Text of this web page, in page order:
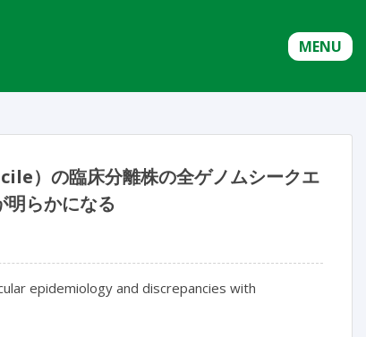
MENU
）の臨床分離株の全ゲノムシークエ
明らかになる
epidemiology and discrepancies with